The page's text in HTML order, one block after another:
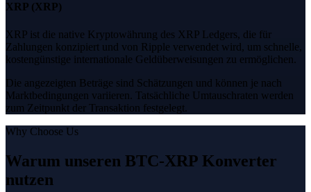
XRP (XRP)
XRP ist die native Kryptowährung des XRP Ledgers, die für
Zahlungen konzipiert und von Ripple verwendet wird, um schnelle,
kostengünstige internationale Geldüberweisungen zu ermöglichen.
Die angezeigten Beträge sind Schätzungen und können je nach
Marktbedingungen variieren. Tatsächliche Umtauschraten werden
zum Zeitpunkt der Transaktion festgelegt.
Why Choose Us
Warum unseren BTC-XRP Konverter
nutzen